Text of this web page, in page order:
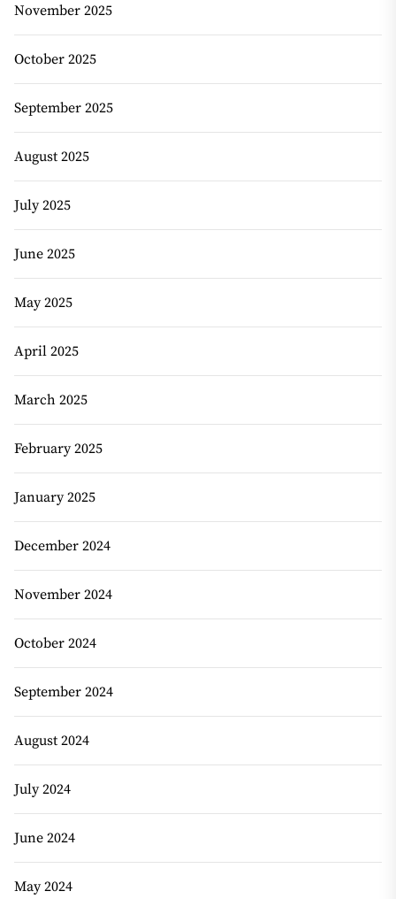
November 2025
October 2025
September 2025
August 2025
July 2025
June 2025
May 2025
April 2025
March 2025
February 2025
January 2025
December 2024
November 2024
October 2024
September 2024
August 2024
July 2024
June 2024
May 2024